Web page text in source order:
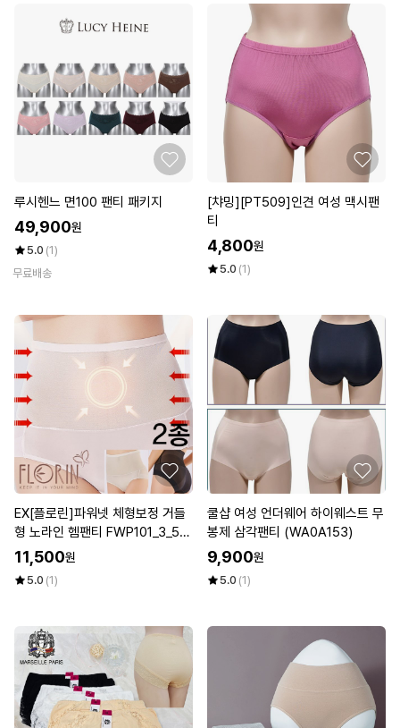
루시헨느 면100 팬티 패키지
49,900원
5.0 (1)
무료배송
[챠밍][PT509]인견 여성 맥시팬
티
4,800원
5.0 (1)
EX[플로린]파워넷 체형보정 거들
형 노라인 헴팬티 FWP101_3_5(2
종)
11,500원
5.0 (1)
쿨샵 여성 언더웨어 하이웨스트 무
봉제 삼각팬티 (WA0A153)
9,900원
5.0 (1)